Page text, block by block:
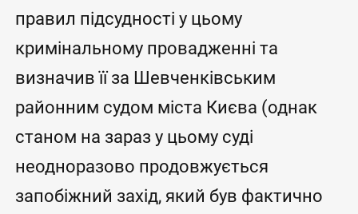
правил підсудності у цьому
кримінальному провадженні та
визначив її за Шевченківським
районним судом міста Києва (однак
станом на зараз у цьому суді
неодноразово продовжується
запобіжний захід, який був фактично